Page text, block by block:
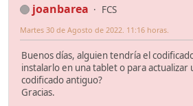
joanbarea
FCS
Martes 30 de Agosto de 2022. 11:16 horas.
Buenos días, alguien tendría el
instalarlo en una tablet o para actualizar
codificado antiguo?
Gracias.